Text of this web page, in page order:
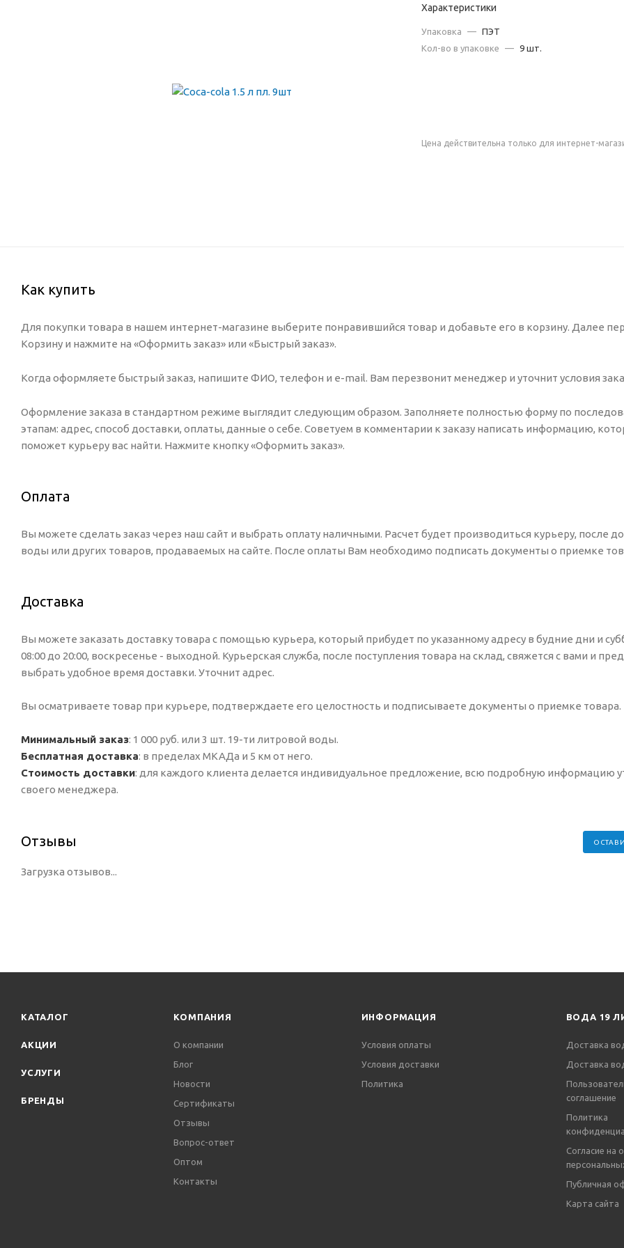
Характеристики
Упаковка — ПЭТ
Кол-во в упаковке
— 9 шт.
Цена действительна только для интернет-
Как купить
Для покупки товара в нашем интернет-магазине выберите понравившийся товар и добавьте его в корзину. Далее
Корзину и нажмите на «Оформить заказ» или «Быстрый заказ».
Когда оформляете быстрый заказ, напишите ФИО, телефон и e-mail. Вам перезвонит менеджер и уточнит условия
Оформление заказа в стандартном режиме выглядит следующим образом. Заполняете полностью форму по
этапам: адрес, способ доставки, оплаты, данные о себе. Советуем в комментарии к заказу написать информацию,
поможет курьеру вас найти. Нажмите кнопку «Оформить заказ».
Оплата
Вы можете сделать заказ через наш сайт и выбрать оплату наличными. Расчет будет производиться курьеру, после
воды или других товаров, продаваемых на сайте. После оплаты Вам необходимо подписать документы о приемке
Доставка
Вы можете заказать доставку товара с помощью курьера, который прибудет по указанному адресу в будние дни и
08:00 до 20:00, воскресенье - выходной. Курьерская служба, после поступления товара на склад, свяжется с вами и
выбрать удобное время доставки. Уточнит адрес.
Вы осматриваете товар при курьере, подтверждаете его целостность и подписываете документы о приемке товара.
Минимальный заказ: 1 000 руб. или 3 шт. 19-ти литровой воды.
Бесплатная доставка: в пределах МКАДа и 5 км от него.
Стоимость доставки: для каждого клиента делается индивидуальное предложение, всю подробную информацию
своего менеджера.
Отзывы
Загрузка отзывов...
КАТАЛОГ
АКЦИИ
УСЛУГИ
БРЕНДЫ
КОМПАНИЯ
О компании
Блог
Новости
Сертификаты
Отзывы
Вопрос-ответ
Оптом
Контакты
ИНФОРМАЦИЯ
Условия оплаты
Условия доставки
Политика
ВОДА 19
Доставка
Доставка
соглашение
Политика
Согласие на
Публичная
Карта сайта